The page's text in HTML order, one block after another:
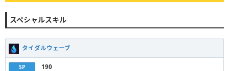
スペシャルスキル
タイダルウェーブ
SP 190